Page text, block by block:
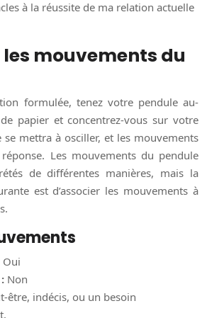
à la réussite de ma relation actuelle
mouvements du
formulée, tenez votre pendule au-
papier et concentrez-vous sur votre
se mettra à osciller, et les mouvements
Les mouvements du pendule
de différentes manières, mais la
est d’associer les mouvements à
Oui
Non
être, indécis, ou un besoin